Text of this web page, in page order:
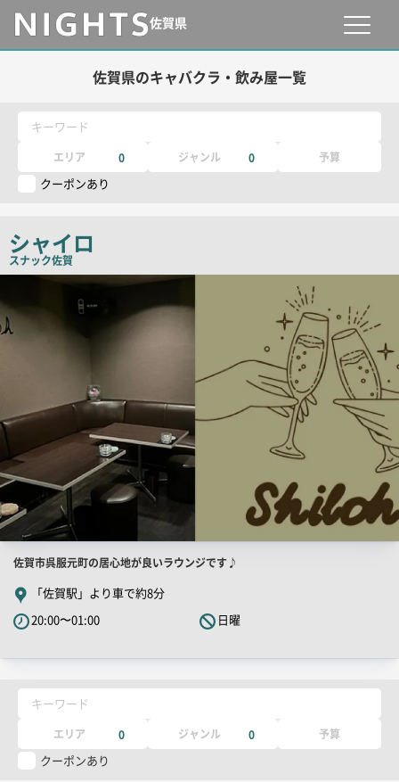
佐賀県
佐賀県のキャバクラ・飲み屋一覧
キーワード
エリア 0 ジャンル 0 予算
クーポンあり
シャイロ
スナック佐賀
店
PR
画
像
店
舗
PR
キ
チ
ー
佐賀市呉服元町の居心地が良いラウンジです♪
「佐賀駅」より車で約8分
20:00〜01:00
日曜
キーワード
エリア 0 ジャンル 0 予算
クーポンあり